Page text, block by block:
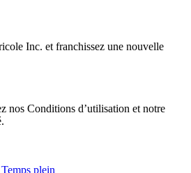
Inc. et franchissez une nouvelle
nos Conditions d’utilisation et notre
Temps plein